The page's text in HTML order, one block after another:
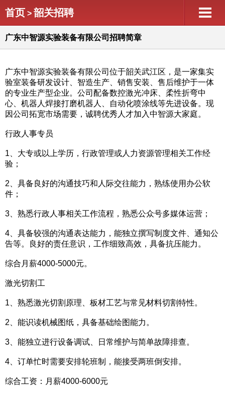
首页 > 韶关招聘
广东中智源实验装备有限公司招聘简章
广东中智源实验装备有限公司位于韶关武江区，是一家集实
验室装备研发设计、智造生产、销售安装、售后维护于一体
的专业生产型企业。公司配备数控激光冲床、柔性折弯中
心、机器人焊接打磨机器人、自动化喷涂线等先进设备。现
因公司拓宽市场需要，诚聘优秀人才加入中智源大家庭。
行政人事专员
1、大专或以上学历，行政管理或人力资源管理相关工作经
验；
2、具备良好的沟通技巧和人际交往能力，熟练使用办公软
件；‌
3、熟悉行政人事相关工作流程，熟悉公众号多媒体运营；
4、具备较强的沟通表达能力，能独立撰写制度文件、通知公
告等。‌良好的责任意识，工作细致高效，具备抗压能力。
综合月薪4000-5000元。
激光切割工
1、熟悉激光切割原理、板材工艺与常见材料切割特性。
2、能识读机械图纸，具备基础绘图能力。
3、能独立进行设备调试、日常维护与简单故障排查。
4、订单忙时需要安排轮班制，能接受两班倒安排。
综合工资：月薪4000-6000元